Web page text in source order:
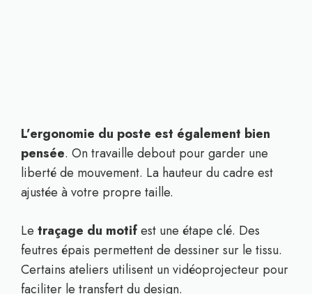
L’ergonomie du poste est également bien
pensée. On travaille debout pour garder une
liberté de mouvement. La hauteur du cadre est
ajustée à votre propre taille.
Le traçage du motifest une étape clé. Des
feutres épais permettent de dessiner sur le tissu.
Certains ateliers utilisent un vidéoprojecteur pour
faciliter le transfert du design.